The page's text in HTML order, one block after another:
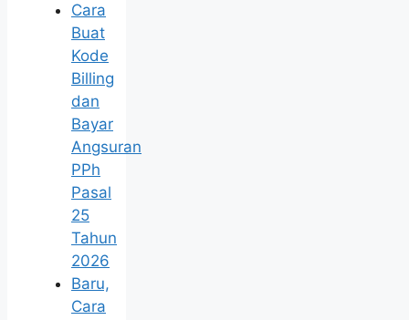
Cara
Buat
Kode
Billing
dan
Bayar
Angsuran
PPh
Pasal
25
Tahun
2026
Baru,
Cara